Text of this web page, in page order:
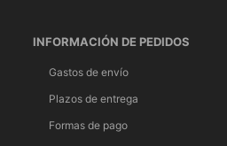
INFORMACIÓN DE PEDIDOS
Gastos de envío
Plazos de entrega
Formas de pago